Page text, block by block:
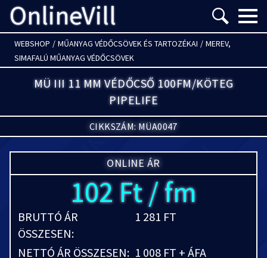
OnlineVill Menü
WEBSHOP / MŰANYAG VÉDŐCSÖVEK ÉS TARTOZÉKAI / MEREV,
SIMAFALÚ MŰANYAG VÉDŐCSÖVEK
MÜ III 11 MM VÉDŐCSŐ 100FM/KÖTEG
PIPELIFE
CIKKSZÁM: MÜA0047
ONLINE ÁR
102 Ft / fm
BRUTTÓ ÁR
ÖSSZESEN:
1 281 FT
NETTÓ ÁR ÖSSZESEN: 1 008 FT + ÁFA